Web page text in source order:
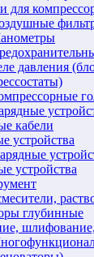
для
давления
кабели
устройства
устройства
глубинные